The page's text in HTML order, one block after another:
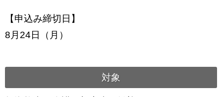
【申込み締切日】
8月24日（月）
対象